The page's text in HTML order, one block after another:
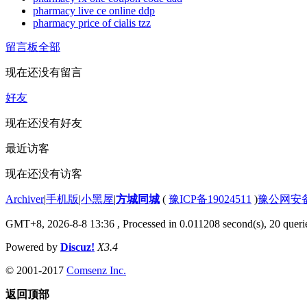
pharmacy live ce online ddp
pharmacy price of cialis tzz
留言板全部
现在还没有留言
好友
现在还没有好友
最近访客
现在还没有访客
Archiver|手机版|小黑屋|方城同城 ( 豫ICP备19024511 )豫公网安
GMT+8, 2026-8-8 13:36 , Processed in 0.011208 second(s), 20
Powered by Discuz! X3.4
© 2001-2017 Comsenz Inc.
返回顶部